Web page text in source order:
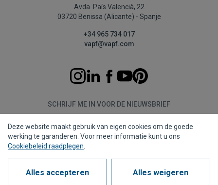
Avda. País Valencià, 22
03720 Benissa (Alicante) - Spanje
+34 965 734 017
vapf@vapf.com
SCHRIJF ME IN VOOR DE NIEUWSBRIEF
Aanmelden
PrivacybeleidCookiebeleid
Juridische kennisgeving
Deze website maakt gebruik van eigen cookies om de goede
werking te garanderen. Voor meer informatie kunt u ons
Cookiebeleid raadplegen
Alles accepteren Alles weigeren